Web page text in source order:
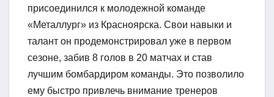
присоединился к молодежной команде
«Металлург» из Красноярска. Свои навыки и
талант он продемонстрировал уже в первом
сезоне, забив 8 голов в 20 матчах и став
лучшим бомбардиром команды. Это позволило
ему быстро привлечь внимание тренеров